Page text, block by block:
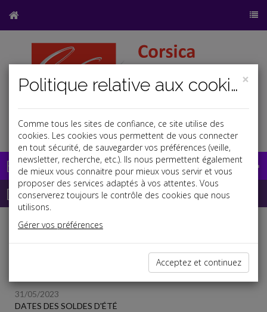
a
Base documentaire
Dépêches
Liste des dernières dépêches
31/05/2023
DATES DES SOLDES D'ÉTÉ
×
Politique relative aux cookies
Comme tous les sites de confiance, ce site utilise des
cookies. Les cookies vous permettent de vous connecter
en tout sécurité, de sauvegarder vos préférences (veille,
newsletter, recherche, etc.). Ils nous permettent également
de mieux vous connaitre pour mieux vous servir et vous
proposer des services adaptés à vos attentes. Vous
conserverez toujours le contrôle des cookies que nous
utilisons.
Gérer vos préférences
Acceptez et continuez